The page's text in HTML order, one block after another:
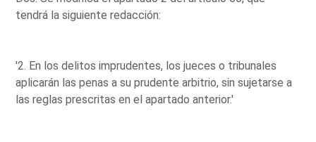
tendrá la siguiente redacción:
'2. En los delitos imprudentes, los jueces o tribunales
aplicarán las penas a su prudente arbitrio, sin sujetarse a
las reglas prescritas en el apartado anterior.'